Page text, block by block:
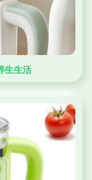
生生活